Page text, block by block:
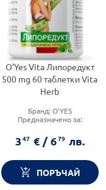
O’Yes Vita Липоредукт
500 mg 60 таблетки Vita
Herb
Бранд: O'YES
Предназначено за:
Форма на продукта:
таблетки
347 € / 679 лв.
ПОРЪЧАЙ